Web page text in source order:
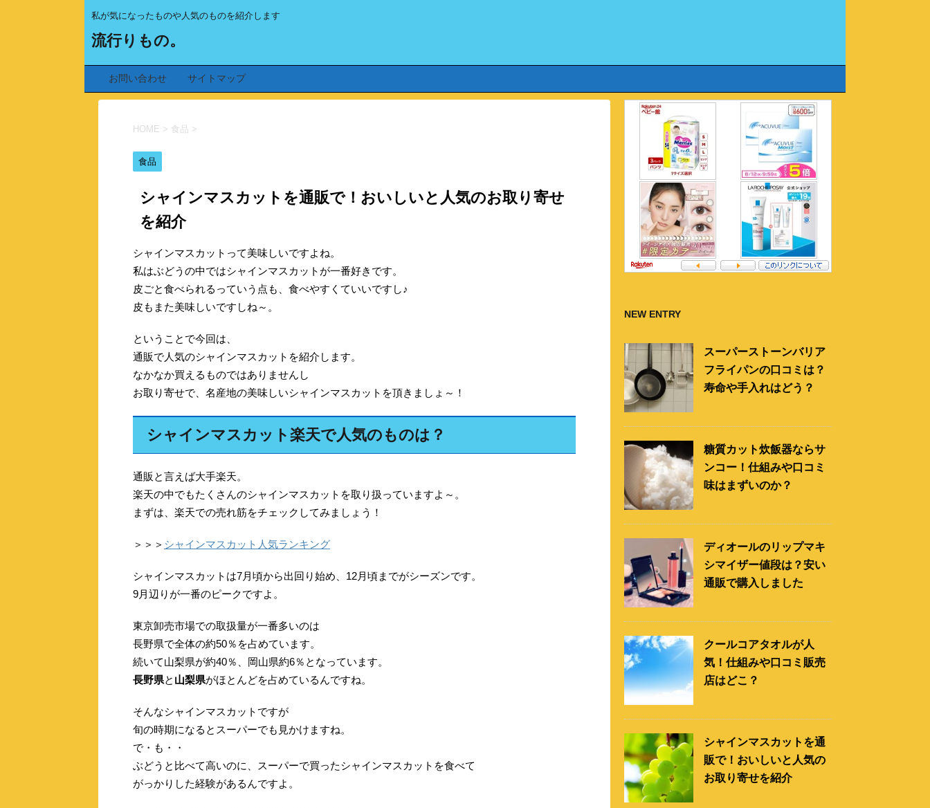
私が気になったものや人気のものを紹介します
流行りもの。
お問い合わせ サイトマップ
HOME > 食品 >
食品
シャインマスカットを通販で！おいしいと人気のお取り寄せ
を紹介
シャインマスカットって美味しいですよね。
私はぶどうの中ではシャインマスカットが一番好きです。
皮ごと食べられるっていう点も、食べやすくていいですし♪
皮もまた美味しいですしね～。
ということで今回は、
通販で人気のシャインマスカットを紹介します。
なかなか買えるものではありませんし
お取り寄せで、名産地の美味しいシャインマスカットを頂きましょ～！
シャインマスカット楽天で人気のものは？
通販と言えば大手楽天。
楽天の中でもたくさんのシャインマスカットを取り扱っていますよ～。
まずは、楽天での売れ筋をチェックしてみましょう！
＞＞＞ シャインマスカット人気ランキング
シャインマスカットは7月頃から出回り始め、12月頃までがシーズンです。
9月辺りが一番のピークですよ。
東京卸売市場での取扱量が一番多いのは
長野県で全体の約50％を占めています。
続いて山梨県が約40％、岡山県約6％となっています。
長野県と 山梨県がほとんどを占めているんですね。
そんなシャインマスカットですが
旬の時期になるとスーパーでも見かけますね。
で・も・・
ぶどうと比べて高いのに、スーパーで買ったシャインマスカットを食べて
がっかりした経験があるんですよ。
NEW ENTRY
スーパーストーンバリア
フライパンの口コミは？
寿命や手入れはどう？
糖質カット炊飯器ならサ
ンコー！仕組みや口コミ
味はまずいのか？
ディオールのリップマキ
シマイザー値段は？安い
通販で購入しました
クールコアタオルが人
気！仕組みや口コミ販売
店はどこ？
シャインマスカットを通
販で！おいしいと人気の
お取り寄せを紹介